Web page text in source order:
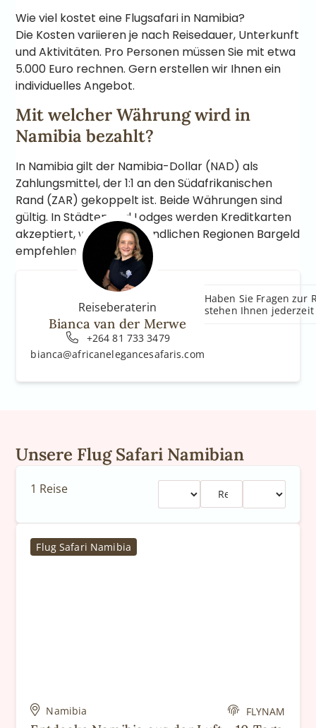
Wie viel kostet eine Flugsafari in Namibia?
Die Kosten variieren je nach Reisedauer, Unterkunft
und Aktivitäten. Pro Personen müssen Sie mit etwa
5.000 Euro rechnen. Gern erstellen wir Ihnen ein
individuelles Angebot.
Mit welcher Währung wird in
Namibia bezahlt?
In Namibia gilt der Namibia-Dollar (NAD) als
Zahlungsmittel, der 1:1 an den Südafrikanischen
Rand (ZAR) gekoppelt ist. Beide Währungen sind
gültig. In Städten und Lodges werden Kreditkarten
akzeptiert, während in ländlichen Regionen Bargeld
empfehlenswert ist.
Reiseberaterin
Bianca van der Merwe
+264 81 733 3479
bianca@africanelegancesafaris.com
Haben Sie Fragen zur
stehen Ihnen
Unsere Flug Safari Namibian
1 Reise
Flug Safari Namibia
Namibia FLYNAM